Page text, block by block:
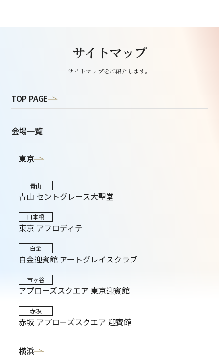
サイトマップ
サイトマップをご紹介します。
TOP PAGE
会場一覧
東京
青山
青山 セントグレース大聖堂
日本橋
東京 アフロディテ
白金
白金迎賓館 アートグレイスクラブ
市ヶ谷
アプローズスクエア 東京迎賓館
赤坂
赤坂 アプローズスクエア 迎賓館
横浜